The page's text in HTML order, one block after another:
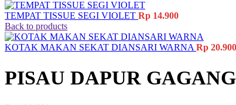
Material-Based
Woodware
Placemat
TEMPAT TISSUE SEGI VIOLET Rp 14.900
Back to products
KOTAK MAKAN SEKAT DIANSARI WARNA Rp 20.900
PISAU DAPUR